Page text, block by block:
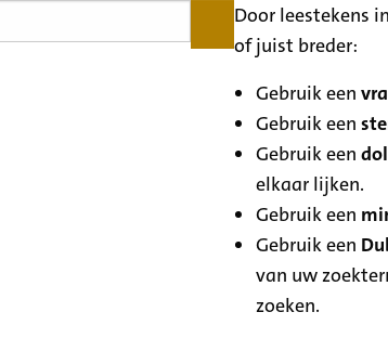
Door leestekens
of juist breder:
Gebruik een
Gebruik een
Gebruik een
elkaar lijken.
Gebruik een
Gebruik een
van uw
zoeken.